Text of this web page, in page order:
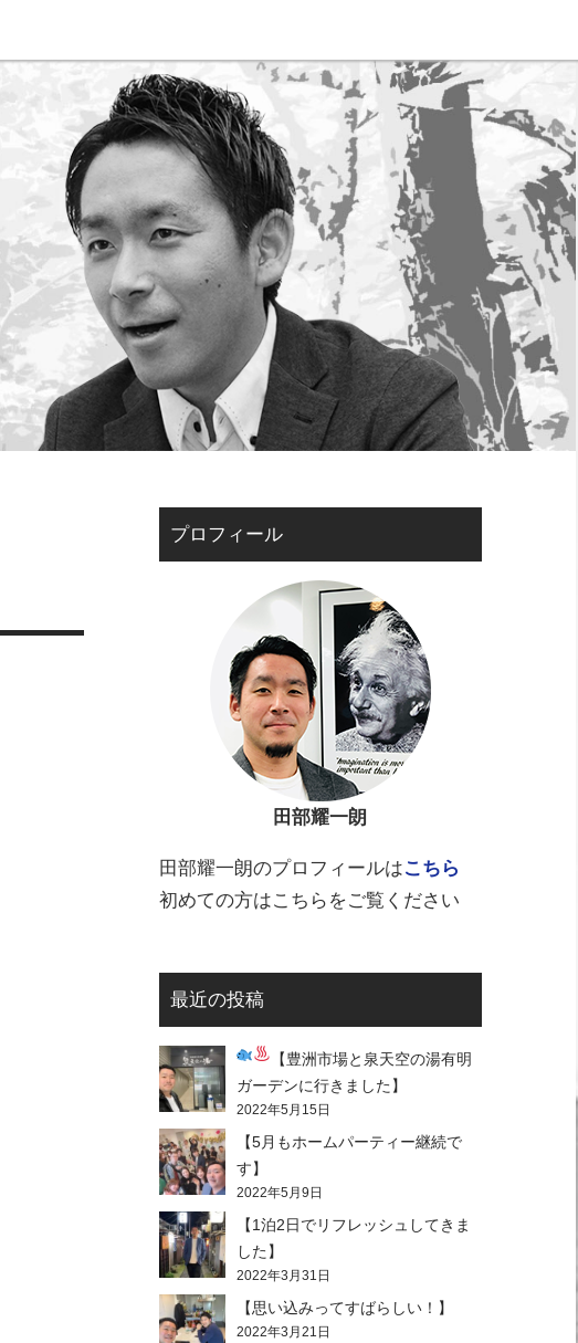
プロフィール
田部耀一朗
田部耀一朗のプロフィールはこちら
初めての方はこちらをご覧ください
最近の投稿
【豊洲市場と泉天空の湯有明
ガーデンに行きました】
2022年5月15日
【5月もホームパーティー継続で
す】
2022年5月9日
【1泊2日でリフレッシュしてきま
した】
2022年3月31日
【思い込みってすばらしい！】
2022年3月21日